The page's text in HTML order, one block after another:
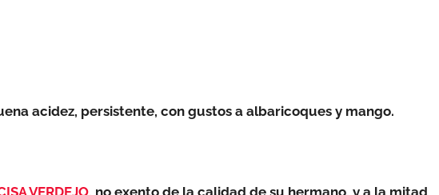
acidez, persistente, con gustos a albaricoques y mango.
VERDEJO, no exento de la calidad de su hermano, y a la mitad